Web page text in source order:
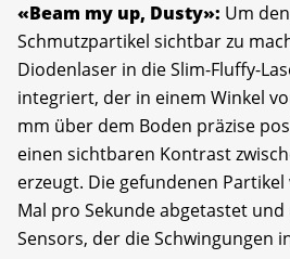
«Beam my up, Dusty»: Um
Schmutzpartikel sichtbar zu
Diodenlaser in die Slim-Fluffy-
integriert, der in einem Winkel
mm über dem Boden präzise
einen sichtbaren Kontrast
erzeugt. Die gefundenen Partikel
Mal pro Sekunde abgetastet
Sensors, der die Schwingungen